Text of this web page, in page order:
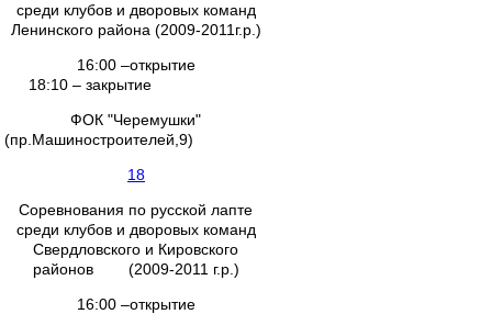
среди клубов и дворовых команд
Ленинского района (2009-2011г.р.)
16:00 –открытие
18:10 – закрытие
ФОК "Черемушки"
(пр.Машиностроителей,9)
18
Соревнования по русской лапте
среди клубов и дворовых команд
Свердловского и Кировского
районов (2009-2011 г.р.)
16:00 –открытие